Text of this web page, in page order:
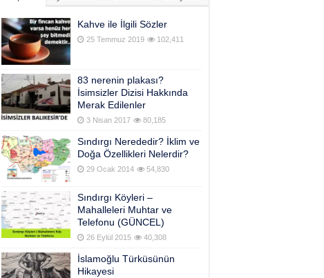
Kahve ile İlgili Sözler
25 Temmuz 2019 102,411
83 nerenin plakası?
İsimsizler Dizisi Hakkında
Merak Edilenler
3 Nisan 2017 80,185
Sındırgı Nerededir? İklim ve
Doğa Özellikleri Nelerdir?
29 Ocak 2014 54,830
Sındırgı Köyleri –
Mahalleleri Muhtar ve
Telefonu (GÜNCEL)
26 Eylül 2015 40,308
İslamoğlu Türküsünün
Hikayesi